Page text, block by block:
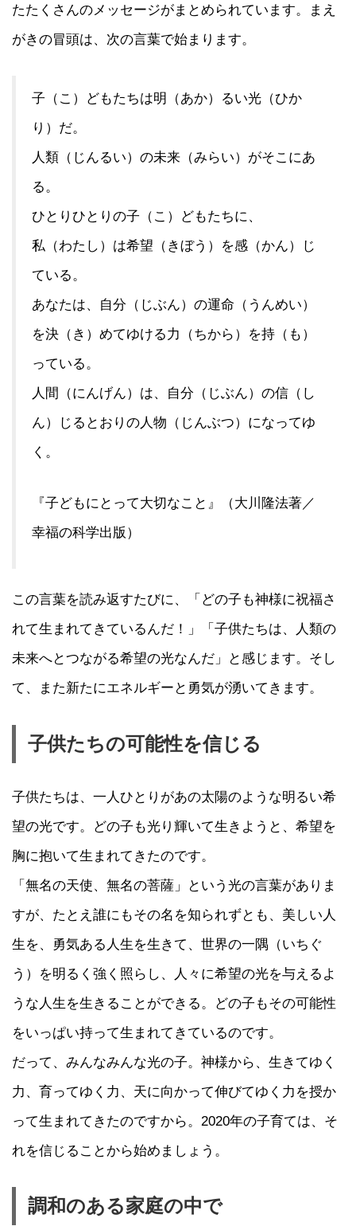
たたくさんのメッセージがまとめられています。まえ
がきの冒頭は、次の言葉で始まります。
子（こ）どもたちは明（あか）るい光（ひか
り）だ。
人類（じんるい）の未来（みらい）がそこにあ
る。
ひとりひとりの子（こ）どもたちに、
私（わたし）は希望（きぼう）を感（かん）じ
ている。
あなたは、自分（じぶん）の運命（うんめい）
を決（き）めてゆける力（ちから）を持（も）
っている。
人間（にんげん）は、自分（じぶん）の信（し
ん）じるとおりの人物（じんぶつ）になってゆ
く。
『子どもにとって大切なこと』（大川隆法著／
幸福の科学出版）
この言葉を読み返すたびに、「どの子も神様に祝福さ
れて生まれてきているんだ！」「子供たちは、人類の
未来へとつながる希望の光なんだ」と感じます。そし
て、また新たにエネルギーと勇気が湧いてきます。
子供たちの可能性を信じる
子供たちは、一人ひとりがあの太陽のような明るい希
望の光です。どの子も光り輝いて生きようと、希望を
胸に抱いて生まれてきたのです。
「無名の天使、無名の菩薩」という光の言葉がありま
すが、たとえ誰にもその名を知られずとも、美しい人
生を、勇気ある人生を生きて、世界の一隅（いちぐ
う）を明るく強く照らし、人々に希望の光を与えるよ
うな人生を生きることができる。どの子もその可能性
をいっぱい持って生まれてきているのです。
だって、みんなみんな光の子。神様から、生きてゆく
力、育ってゆく力、天に向かって伸びてゆく力を授か
って生まれてきたのですから。2020年の子育ては、そ
れを信じることから始めましょう。
調和のある家庭の中で